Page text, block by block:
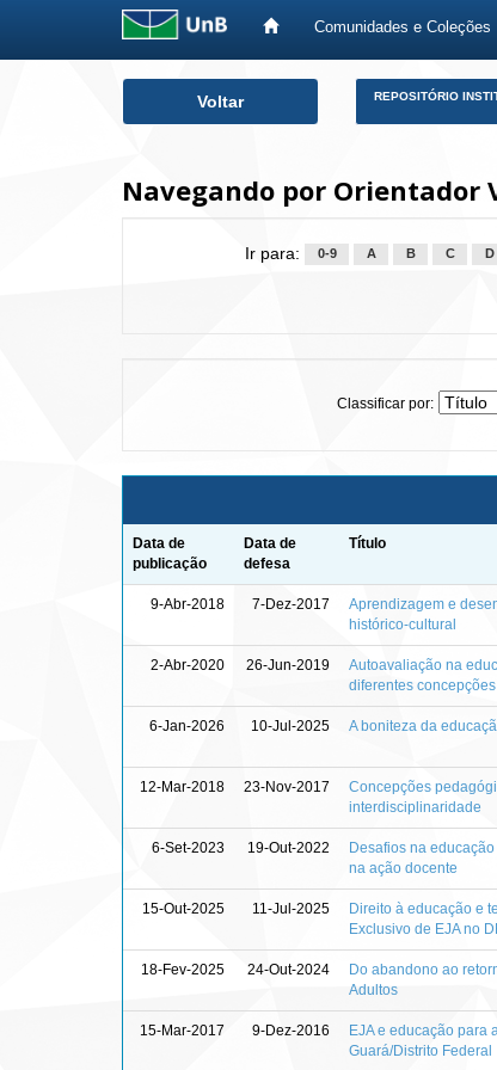
Comunidades e Coleções
Voltar REPOSITÓRIO
Navegando por Orientador
Ir para: 0-9 A B C D
Classificar por:
Data de
publicação
Data de
defesa
Título
9-Abr-2018 7-Dez-2017
Aprendizagem e
histórico-cultural
2-Abr-2020 26-Jun-2019
Autoavaliação na
diferentes
6-Jan-2026 10-Jul-2025 A boniteza da
12-Mar-2018 23-Nov-2017
Concepções
interdisciplinaridade
6-Set-2023 19-Out-2022
Desafios na
na ação docente
15-Out-2025 11-Jul-2025
Direito à educação e
Exclusivo de EJA no
18-Fev-2025 24-Out-2024
Do abandono ao
Adultos
15-Mar-2017 9-Dez-2016
EJA e educação para
Guará/Distrito Federal